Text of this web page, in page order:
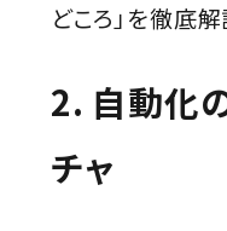
どころ」を徹底解
2. 自動化
チャ